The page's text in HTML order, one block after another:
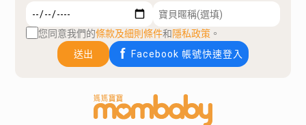
您同意我們的條款及細則條件和隱私政策 。
送出
Facebook 帳號快速登入